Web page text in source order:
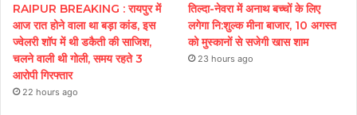
RAIPUR BREAKING : रायपुर में
आज रात होने वाला था बड़ा कांड, इस
ज्वेलरी शॉप में थी डकैती की साजिश,
चलने वाली थी गोली, समय रहते 3
आरोपी गिरफ्तार
22 hours ago
तिल्दा-नेवरा में अनाथ बच्चों के लिए
लगेगा नि:शुल्क मीना बाजार, 10 अगस्त
को मुस्कानों से सजेगी खास शाम
23 hours ago